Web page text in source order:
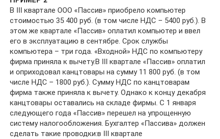
В III квартале ООО «Пассив» приобрело компьютер
стоимостью 35 400 руб. (в том числе НДС – 5400 руб.). В
этом же квартале «Пассив» оплатил компьютер и ввел
его в эксплуатацию в сентябре. Срок службы
компьютера – три года. «Входной» НДС по компьютеру
фирма приняла к вычету.В III квартале «Пассив» оплатил
и оприходовал канцтовары на сумму 11 800 руб. (в том
числе НДС – 1800 руб.). Сумму НДС по канцтоварам
фирма также приняла к вычету. Однако к концу декабря
канцтовары оставались на складе фирмы. С 1 января
следующего года «Пассив» перешел на упрощенную
систему налогообложения. Бухгалтер «Пассива» должен
сделать такие проводки:в III квартале